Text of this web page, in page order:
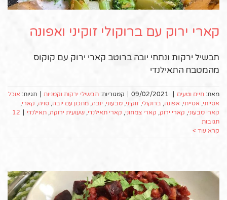
קארי ירוק עם ברוקולי זוקיני ואפונה
תבשיל ירקות ונתחי יובה ברוטב קארי ירוק עם קוקוס
מהמטבח התאילנדי
מאת: חיים וטעים |
09/02/2021
| קטגוריות: תבשילי ירקות וקטניות | תגיות: אוכל
אסייתי, אסייתי, אפונה, ברוקולי, זוקיני, טבעוני, יובה, מתכון עם יובה, סויה, קארי,
קארי טבעוני, קארי ירוק, קארי צמחוני, קארי תאילנדי, שעועית ירוקה, תאילנדי |
12
תגובות
קרא עוד >